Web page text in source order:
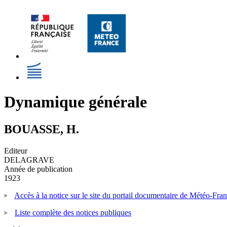
Dynamique générale
BOUASSE, H.
Editeur
DELAGRAVE
Année de publication
1923
Accès à la notice sur le site du portail documentaire de Météo-
Liste complète des notices publiques